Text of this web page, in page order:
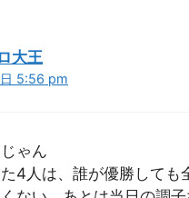
大王
5:56 pm
ゃん
4人は、誰が優勝して